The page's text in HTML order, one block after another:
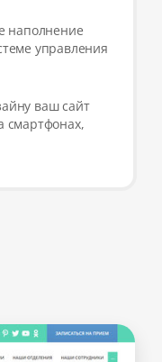
наполнение
управления
ваш сайт
смартфонах,